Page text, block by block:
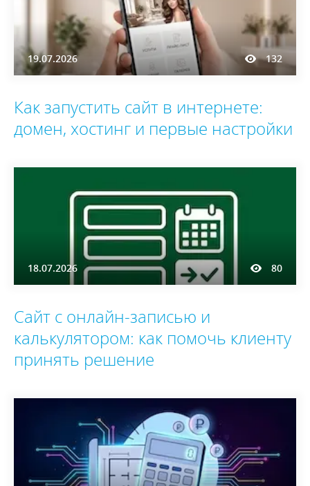
19.07.2026 132
Как запустить сайт в интернете:
домен, хостинг и первые настройки
18.07.2026 80
Сайт с онлайн-записью и
калькулятором: как помочь клиенту
принять решение